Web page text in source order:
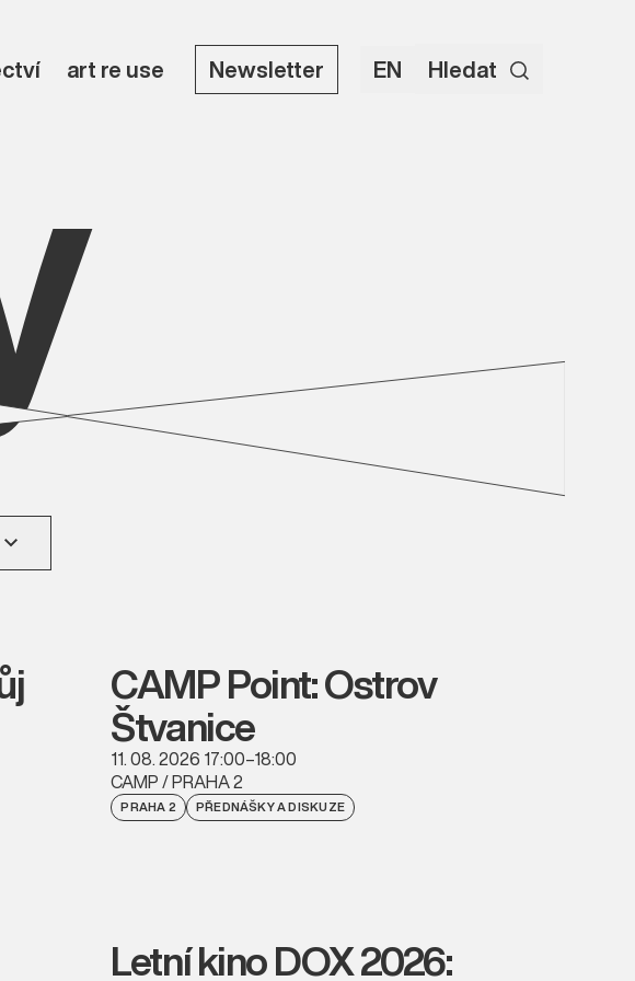
art re use Newsletter EN Hledat
CAMP Point: Ostrov
Štvanice
11. 08. 2026 17:00–18:00
CAMP / PRAHA 2
PRAHA 2 PŘEDNÁŠKY A DISKUZE
Letní kino DOX 2026: